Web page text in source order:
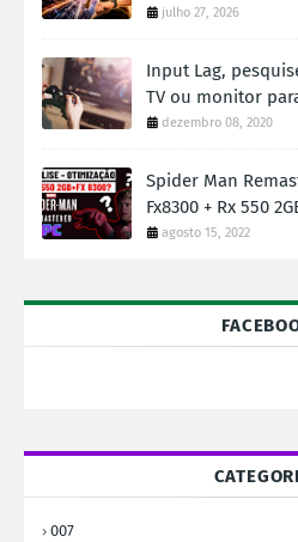
julho 27, 2026
Input Lag,
TV ou monitor
dezembro 08, 2020
Spider Man
Fx8300 + Rx 550
agosto 15, 2022
007